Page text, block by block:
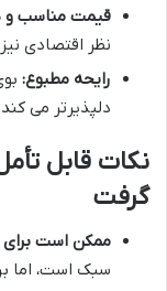
قیمت مناسب و
نظر اقتصادی
رایحه مطبوع:
دلپذیرتر می
نکات قابل
گرفت
ممکن است
سبک است، اما